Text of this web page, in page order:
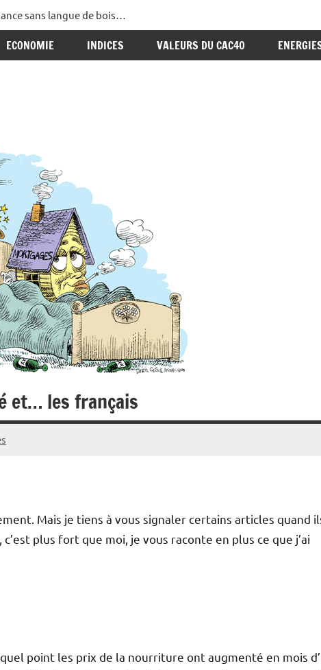
sans langue de bois…
ECONOMIE INDICES VALEURS DU CAC40
et… les français
Mais je tiens à vous signaler certains articles quand
plus fort que moi, je vous raconte en plus ce que j’ai
point les prix de la nourriture ont augmenté en mois